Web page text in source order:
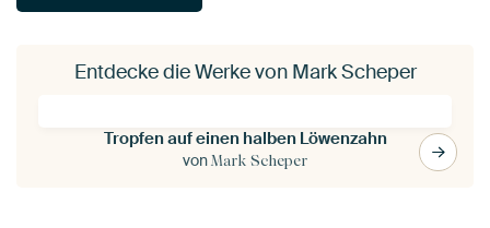
Entdecke die Werke von Mark Scheper
Tropfen auf einen halben Löwenzahn
vonMark Scheper